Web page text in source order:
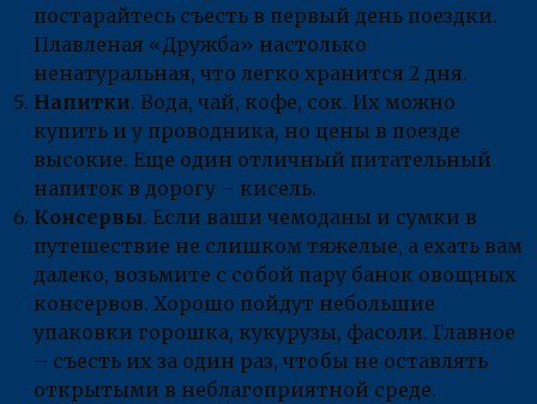
постарайтесь съесть в первый день поездки.
Плавленая «Дружба» настолько
ненатуральная, что легко хранится 2 дня.
Напитки. Вода, чай, кофе, сок. Их можно
купить и у проводника, но цены в поезде
высокие. Еще один отличный питательный
напиток в дорогу – кисель.
Консервы. Если ваши чемоданы и сумки в
путешествие не слишком тяжелые, а ехать вам
далеко, возьмите с собой пару банок овощных
консервов. Хорошо пойдут небольшие
упаковки горошка, кукурузы, фасоли. Главное
– съесть их за один раз, чтобы не оставлять
открытыми в неблагоприятной среде.